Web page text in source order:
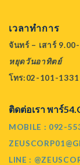
เวลาทำการ
จันทร์ – เสาร์
หยุดวันอาทิตย์
โทร:02-101-1331
ติดต่อเรา พาร์
MOBILE : 092-
LINE :